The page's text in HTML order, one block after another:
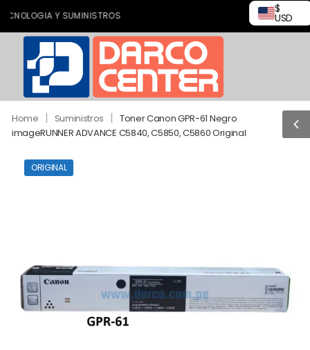
Y SUMINISTROS
$
USD
Home | Suministros | Toner Canon GPR-61 Negro
imageRUNNER ADVANCE C5840, C5850, C5860 Original
ORIGINAL